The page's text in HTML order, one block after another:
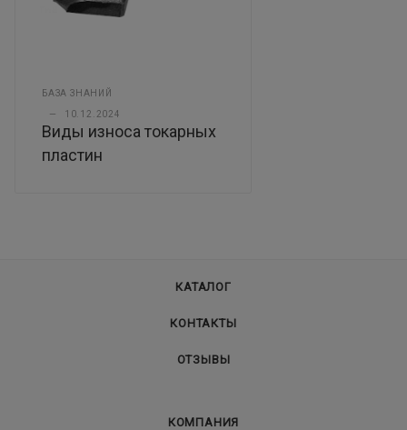
БАЗА ЗНАНИЙ
— 10.12.2024
Виды износа токарных
пластин
КАТАЛОГ
КОНТАКТЫ
ОТЗЫВЫ
КОМПАНИЯ